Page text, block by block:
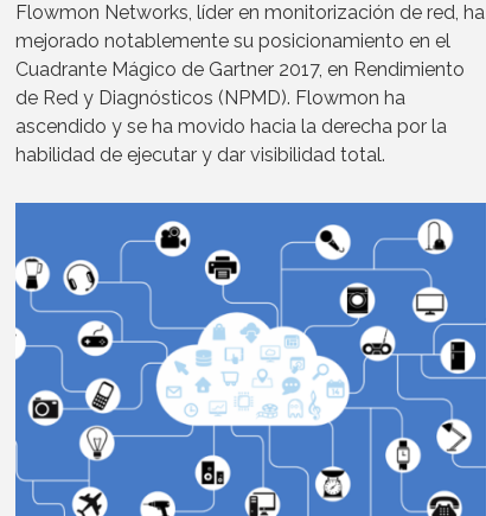
Flowmon Networks, líder en monitorización de red, ha
mejorado notablemente su posicionamiento en el
Cuadrante Mágico de Gartner 2017, en Rendimiento
de Red y Diagnósticos (NPMD). Flowmon ha
ascendido y se ha movido hacia la derecha por la
habilidad de ejecutar y dar visibilidad total.